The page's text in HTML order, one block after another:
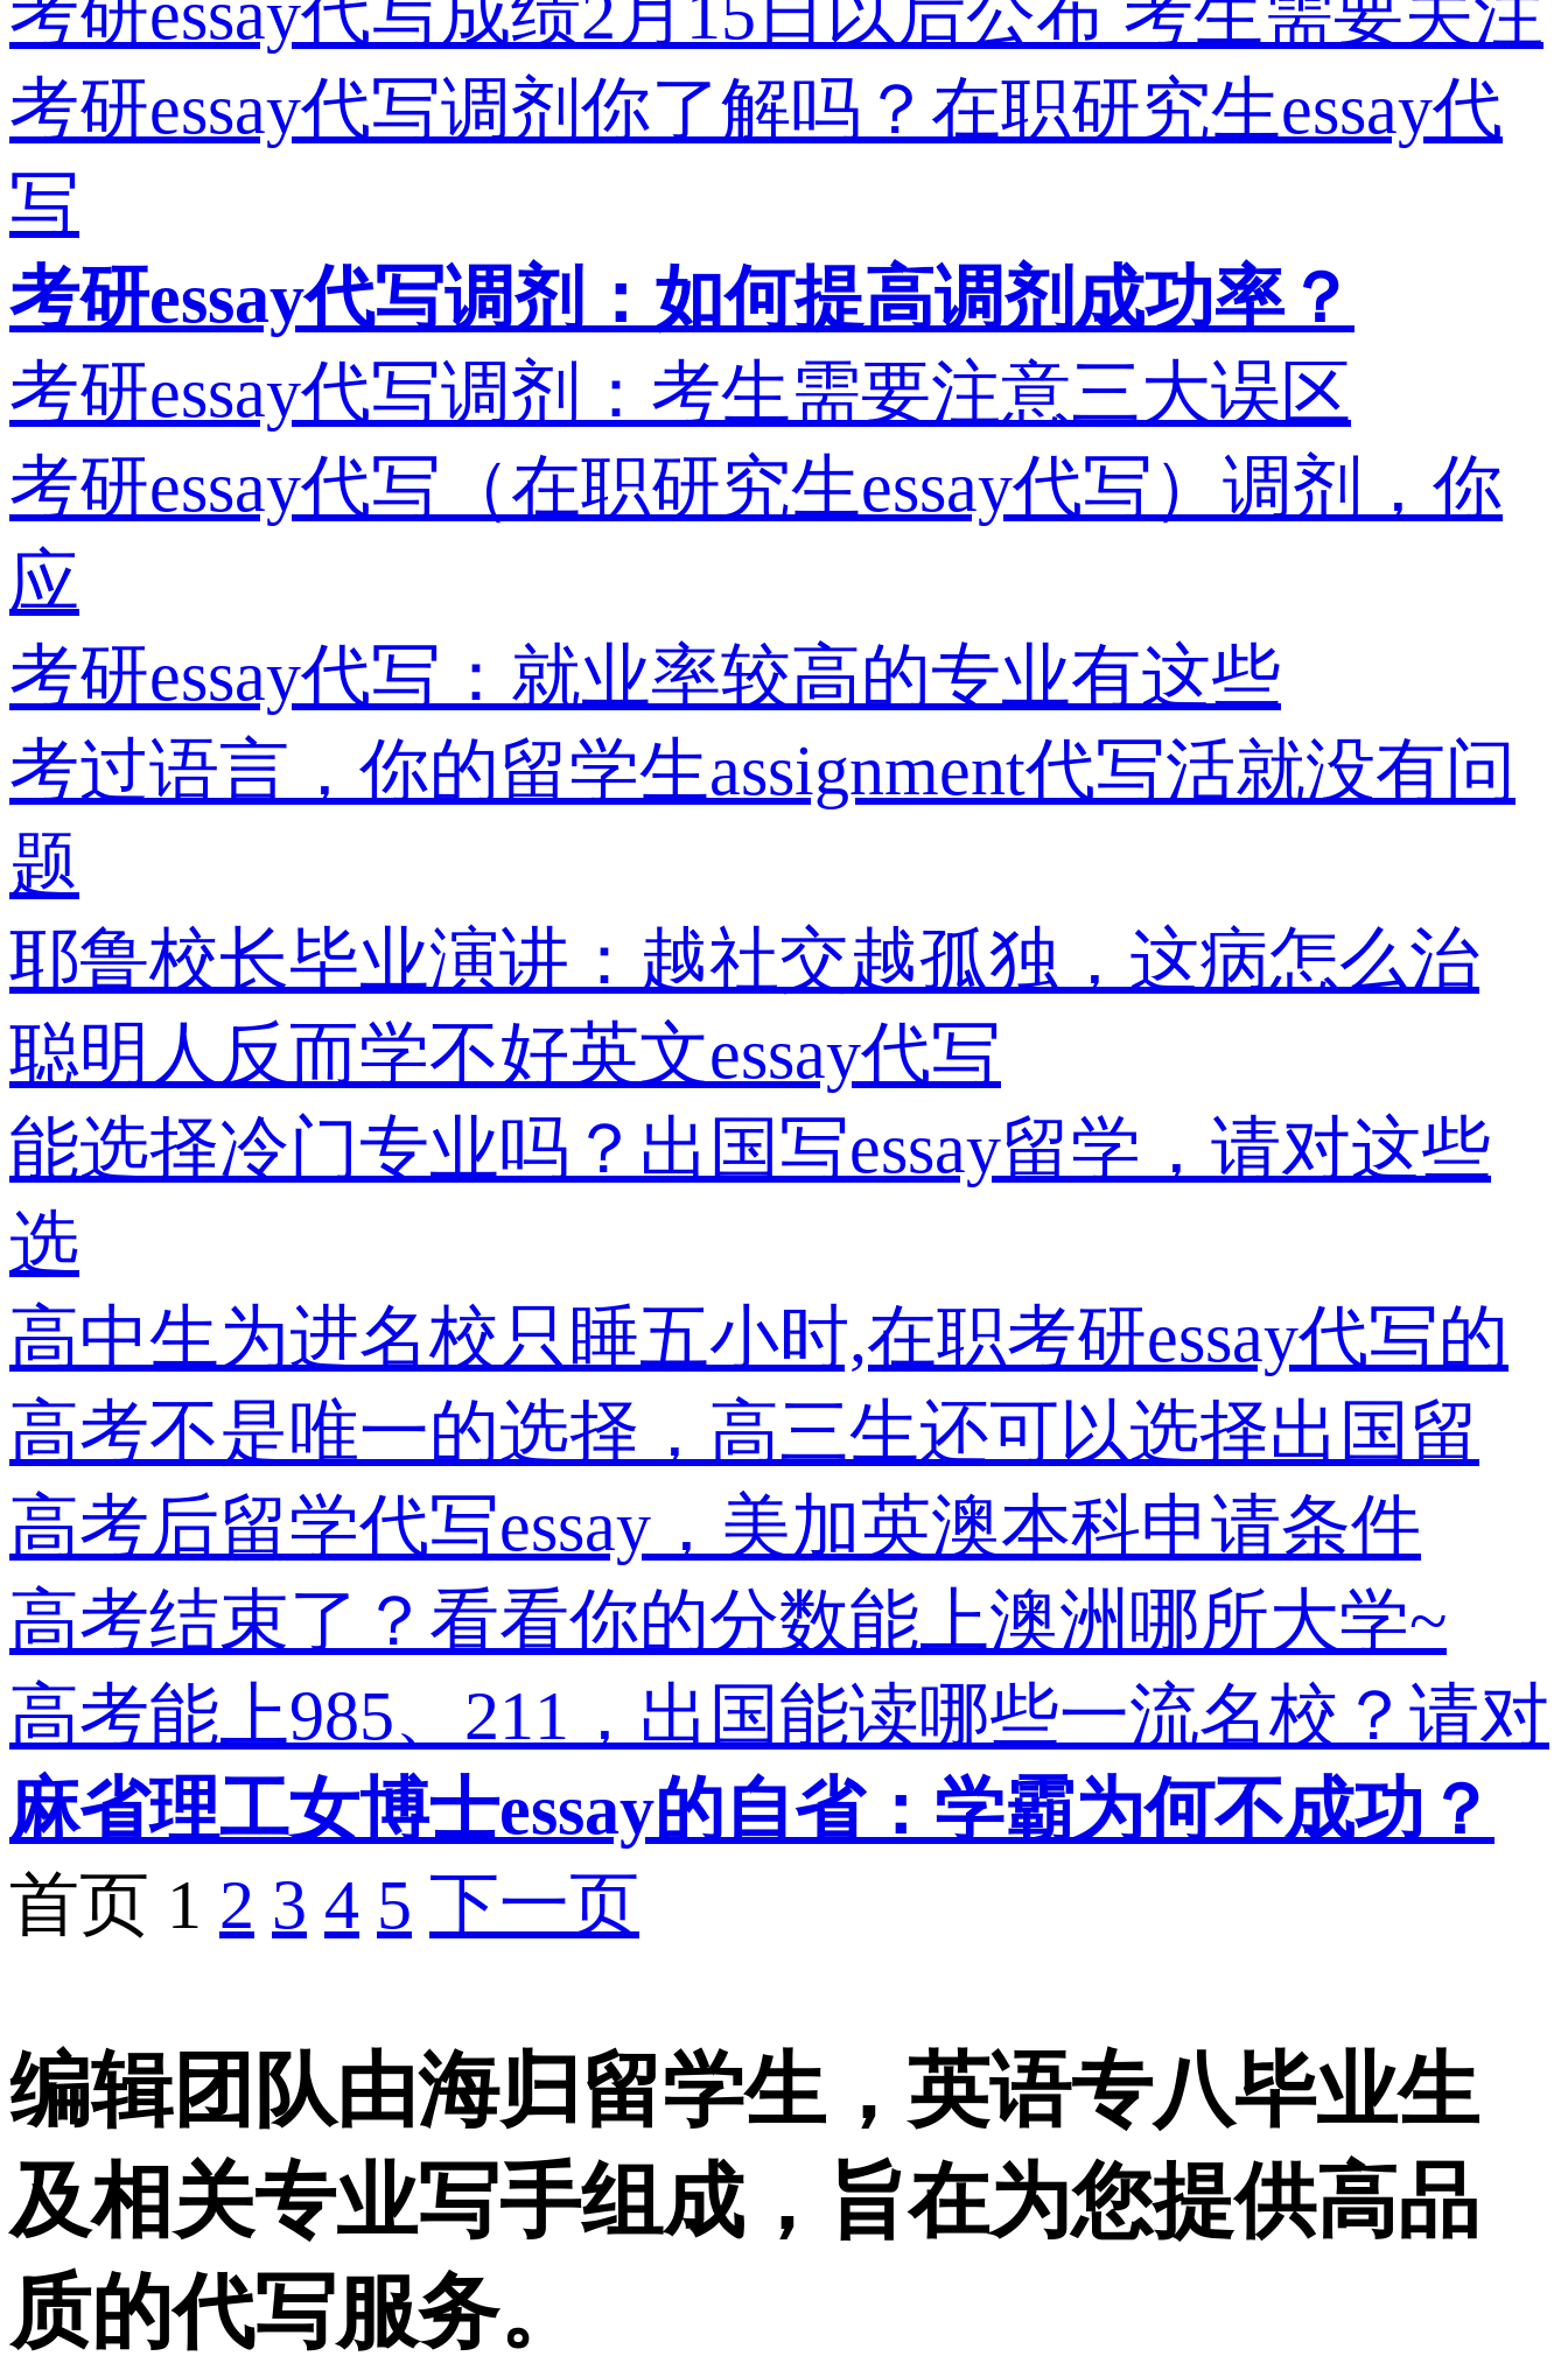
考研essay代写成绩2月15日以后公布 考生需要关注
考研essay代写调剂你了解吗？在职研究生essay代
写
考研essay代写调剂：如何提高调剂成功率？
考研essay代写调剂：考生需要注意三大误区
考研essay代写（在职研究生essay代写）调剂，你
应
考研essay代写：就业率较高的专业有这些
考过语言，你的留学生assignment代写活就没有问
题
耶鲁校长毕业演讲：越社交越孤独，这病怎么治
聪明人反而学不好英文essay代写
能选择冷门专业吗？出国写essay留学，请对这些
选
高中生为进名校只睡五小时,在职考研essay代写的
高考不是唯一的选择，高三生还可以选择出国留
高考后留学代写essay，美加英澳本科申请条件
高考结束了？看看你的分数能上澳洲哪所大学~
高考能上985、211，出国能读哪些一流名校？请对
麻省理工女博士essay的自省：学霸为何不成功？
首页 1 2 3 4 5 下一页
编辑团队由海归留学生，英语专八毕业生
及相关专业写手组成，旨在为您提供高品
质的代写服务。